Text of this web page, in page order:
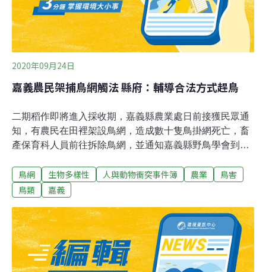
2020年09月24日
嘉義農民架捕鳥網觸法 縣府：輔導合法方式趕鳥
二期稻作即將進入採收期，嘉義縣農業處日前接獲民眾通
知，有農民在田裡架設鳥網，造成數十隻鳥掛網死亡，畜
產保育科人員前往拆除鳥網，並通知嘉義縣野鳥學會到場
他現場瞭解中網死亡共有19隻鳥類與一隻東亞家蝠，鳥種
包括白頭翁、翠鳥、家燕、洋燕、斑文鳥、灰頭椋鳥與麻
許可私自架設鳥網，已觸犯動保法規定，主管機關得逕予
拆除並銷毀網具，農民也可能被處以新台幣6萬元以上30
萬元以下罰鍰。石蕙菱說，由於架網農民為初犯，不知觸
法，僅沒收網具，勸導他不得再犯，並輔導以合法方式趕
鳥網 生物多樣性 人與動物衝突事件簿 農業
鳥害
鳥類
嘉義